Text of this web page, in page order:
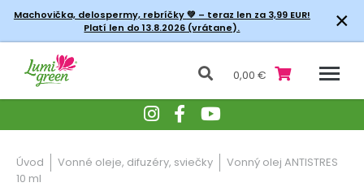
Machovička, delospermy, rebríčky💚 – teraz len za 3,99 EUR!
Platí len do 13.8.2026 (vrátane).
×
0,00 €
Úvod Vonné oleje, difuzéry, sviečky
Vonný olej ANTISTRES
10 ml